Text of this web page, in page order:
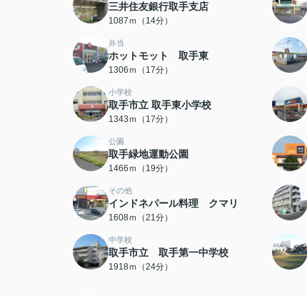
三井住友銀行取手支店
1087ｍ（14分）
弁当
ホットモット 取手東
1306ｍ（17分）
小学校
取手市立 取手東小学校
1343ｍ（17分）
公園
取手緑地運動公園
1466ｍ（19分）
その他
インドネパール料理 クマリ
1608ｍ（21分）
中学校
取手市立 取手第一中学校
1918ｍ（24分）